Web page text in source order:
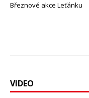
Březnové akce Leťánku
VIDEO